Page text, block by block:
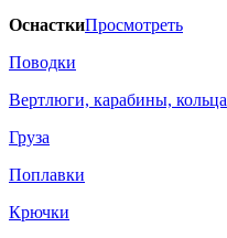
ОснасткиПросмотреть
Поводки
Вертлюги, карабины, кольца
Груза
Поплавки
Крючки